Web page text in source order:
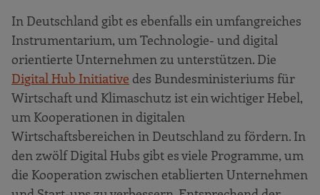
In Deutschland gibt es ebenfalls ein umfangreiches
Instrumentarium, um Technologie- und digital
orientierte Unternehmen zu unterstützen. Die
Digital Hub Initiative des Bundesministeriums für
Wirtschaft und Klimaschutz ist ein wichtiger Hebel,
um Kooperationen in digitalen
Wirtschaftsbereichen in Deutschland zu fördern. In
den zwölf Digital Hubs gibt es viele Programme, um
die Kooperation zwischen etablierten Unternehmen